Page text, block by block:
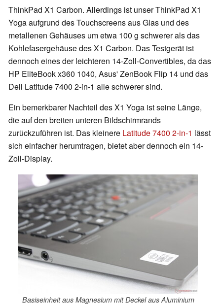
ThinkPad X1 Carbon. Allerdings ist unser ThinkPad X1
Yoga aufgrund des Touchscreens aus Glas und des
metallenen Gehäuses um etwa 100 g schwerer als das
Kohlefasergehäuse des X1 Carbon. Das Testgerät ist
dennoch eines der leichteren 14-Zoll-Convertibles, da das
HP EliteBook x360 1040, Asus' ZenBook Flip 14 und das
Dell Latitude 7400 2-in-1 alle schwerer sind.
Ein bemerkbarer Nachteil des X1 Yoga ist seine Länge,
die auf den breiten unteren Bildschirmrands
zurückzuführen ist. Das kleinere Latitude 7400 2-in-1 lässt
sich einfacher herumtragen, bietet aber dennoch ein 14-
Zoll-Display.
Basiseinheit aus Magnesium mit Deckel aus Aluminium